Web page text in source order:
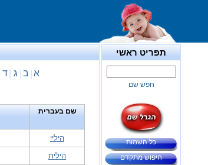
תפריט ראשי
חפש שם
כל השמות
חיפוש מתקדם
א ב ג ד
שם בעברית
היליי
הילית